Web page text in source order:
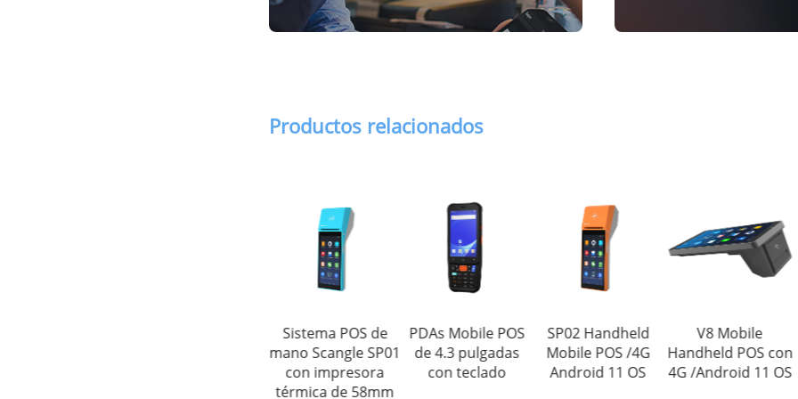
Productos relacionados
Sistema POS de
mano Scangle SP01
con impresora
térmica de 58mm
PDAs Mobile POS
de 4.3 pulgadas
con teclado
SP02 Handheld
Mobile POS /4G
Android 11 OS
V8 Mobile
Handheld POS con
4G /Android 11 OS
POS
de